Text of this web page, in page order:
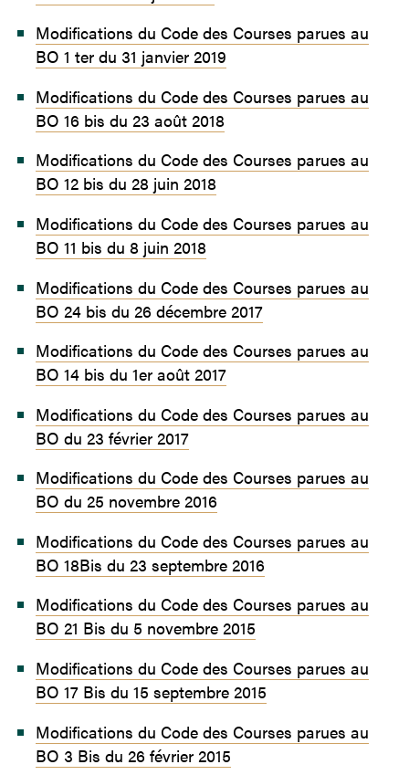
Modifications du Code des Courses parues au
BO 1 ter du 31 janvier 2019
Modifications du Code des Courses parues au
BO 16 bis du 23 août 2018
Modifications du Code des Courses parues au
BO 12 bis du 28 juin 2018
Modifications du Code des Courses parues au
BO 11 bis du 8 juin 2018
Modifications du Code des Courses parues au
BO 24 bis du 26 décembre 2017
Modifications du Code des Courses parues au
BO 14 bis du 1er août 2017
Modifications du Code des Courses parues au
BO du 23 février 2017
Modifications du Code des Courses parues au
BO du 25 novembre 2016
Modifications du Code des Courses parues au
BO 18Bis du 23 septembre 2016
Modifications du Code des Courses parues au
BO 21 Bis du 5 novembre 2015
Modifications du Code des Courses parues au
BO 17 Bis du 15 septembre 2015
Modifications du Code des Courses parues au
BO 3 Bis du 26 février 2015